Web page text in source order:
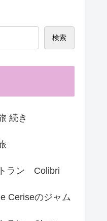
検索
続き
ラン Colibri
Ceriseのジャム